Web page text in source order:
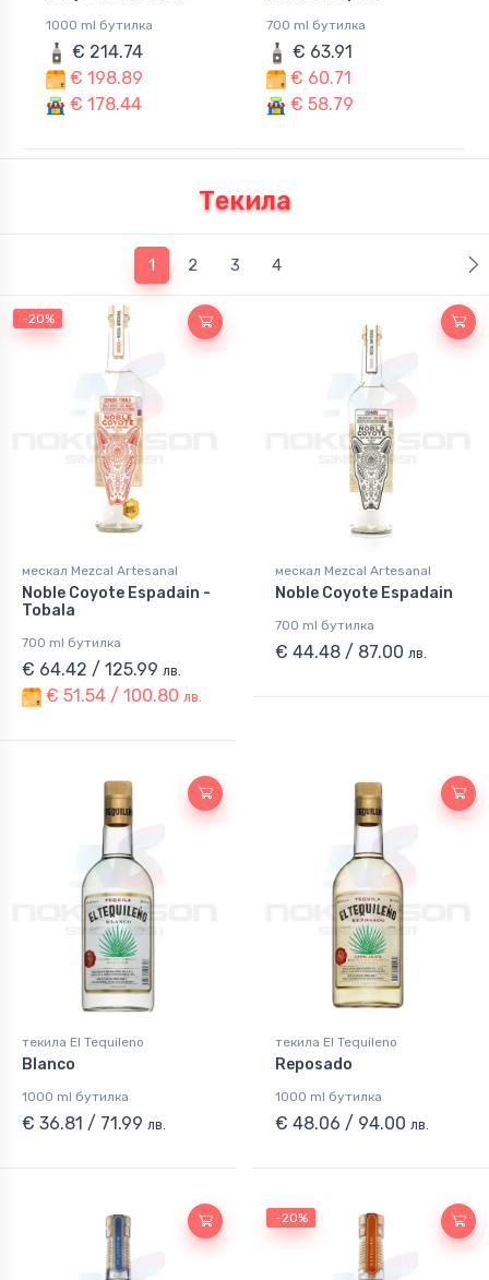
1000 ml бутилка
€ 214.74
€ 198.89
€ 178.44
700 ml бутилка
€ 63.91
€ 60.71
€ 58.79
Текила
1(current)
2 3 4
-20%
мескал Mezcal Artesanal
Noble Coyote Espadain -
Tobala
700 ml бутилка
€ 64.42 / 125.99 лв.
€ 51.54 / 100.80 лв.
мескал Mezcal Artesanal
Noble Coyote Espadain
700 ml бутилка
€ 44.48 / 87.00 лв.
текила El Tequileno
Blanco
1000 ml бутилка
€ 36.81 / 71.99 лв.
текила El Tequileno
Reposado
1000 ml бутилка
€ 48.06 / 94.00 лв.
-20%